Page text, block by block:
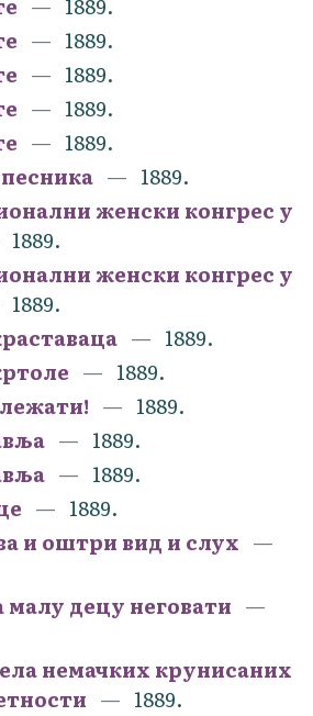
1889.
1889.
1889.
1889.
1889.
женски конгрес у
1889.
женски конгрес у
1889.
1889.
1889.
1889.
1889.
1889.
1889.
и оштри вид и слух
малу децу неговати
немачких крунисаних
1889.